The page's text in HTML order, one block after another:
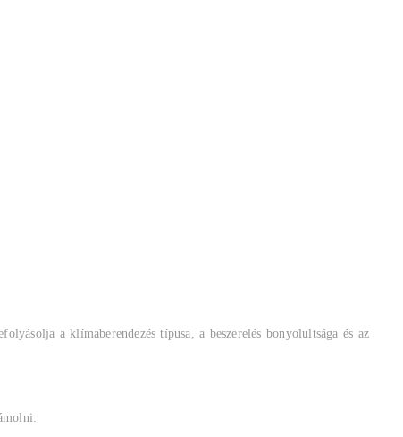
a klímaberendezés típusa, a beszerelés bonyolultsága és az